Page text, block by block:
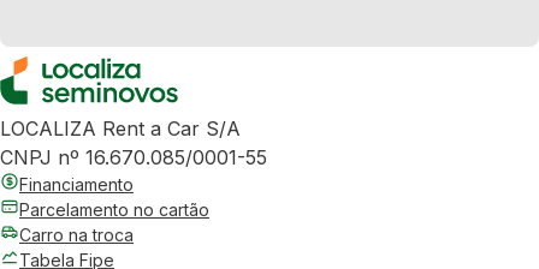
LOCALIZA Rent a Car S/A
CNPJ nº 16.670.085/0001-55
Financiamento
Parcelamento no cartão
Carro na troca
Tabela Fipe